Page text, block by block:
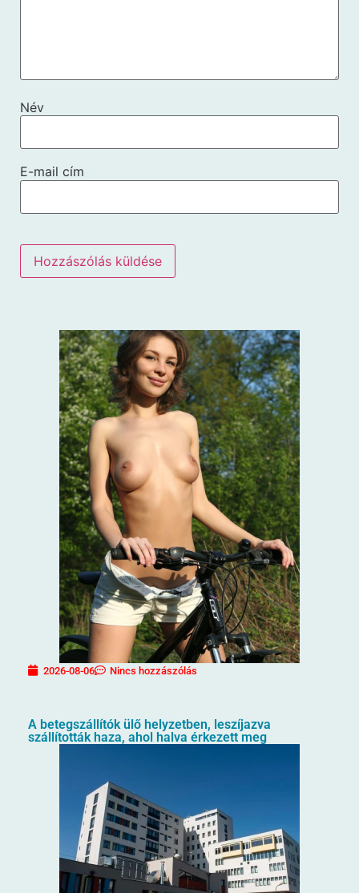
Név
E-mail cím
2026-08-06 Nincs hozzászólás
A betegszállítók ülő helyzetben, leszíjazva
szállították haza, ahol halva érkezett meg